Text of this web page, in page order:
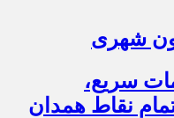
شهری
سریع،
نقاط همدان